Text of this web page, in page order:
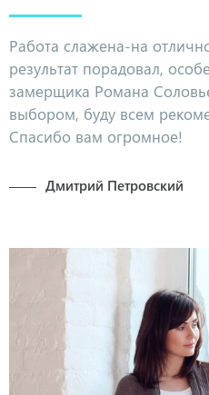
Работа слажена-на
результат порадовал,
замерщика Романа
выбором, буду всем
Спасибо вам огромное!
Дмитрий Петровский